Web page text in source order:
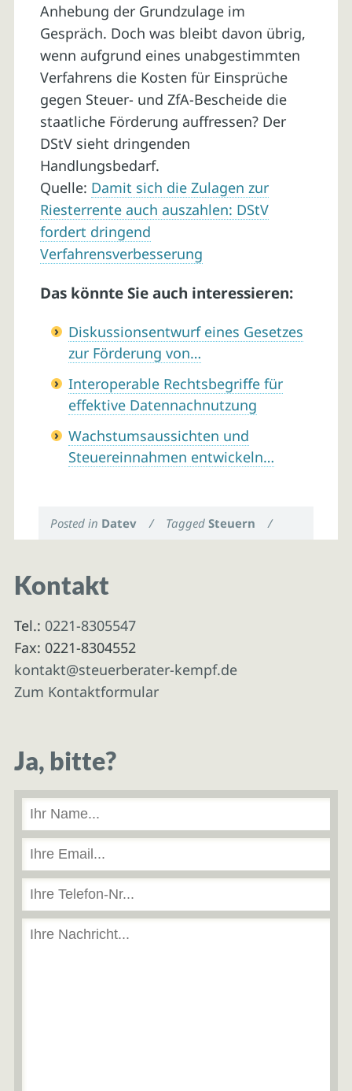
Anhebung der Grundzulage im
Gespräch. Doch was bleibt davon übrig,
wenn aufgrund eines unabgestimmten
Verfahrens die Kosten für Einsprüche
gegen Steuer- und ZfA-Bescheide die
staatliche Förderung auffressen? Der
DStV sieht dringenden
Handlungsbedarf.
Quelle: Damit sich die Zulagen zur
Riesterrente auch auszahlen: DStV
fordert dringend
Verfahrensverbesserung
Das könnte Sie auch interessieren:
Diskussionsentwurf eines Gesetzes
zur Förderung von…
Interoperable Rechtsbegriffe für
effektive Datennachnutzung
Wachstumsaussichten und
Steuereinnahmen entwickeln…
Posted in Datev / TaggedSteuern /
Kontakt
Tel.: 0221-8305547
Fax: 0221-8304552
kontakt@steuerberater-kempf.de
Zum Kontaktformular
Ja, bitte?